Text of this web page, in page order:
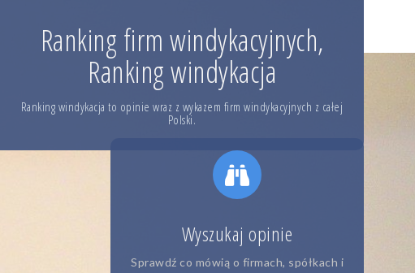
Ranking firm windykacyjnych,
Ranking windykacja
Ranking windykacja to opinie wraz z wykazem firm windykacyjnych z całej
Polski.
Wyszukaj opinie
Sprawdź co mówią o firmach, spółkach i